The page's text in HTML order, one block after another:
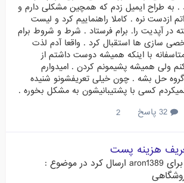
. به طراح ایمیل زدم که همچین مشکلی دارم و
ازدست نره . کاملا راهنماییم کرد و لیست
در آپدیت را. برام فرستاد . شرط و شروط برام
سازی ها استقبال کرد . واقعا آدم لذت
متاسفانه با اینکه همیشه دوست داشتم از
ولی همیشه پشیمونم کردن . امیدوارم
حل بشه . چون خیلی تعریفشونو شنیده
کسی با پشتیبانیشون به مشکل بخوره .
2
هزینه پست
aron1389 ارسال کرد در موضوع :